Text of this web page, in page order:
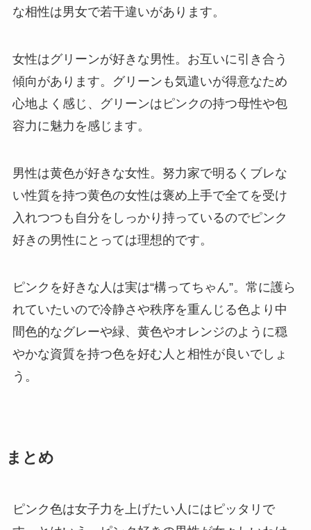
な相性は男女で若干違いがあります。
女性はグリーンが好きな男性。お互いに引き合う
傾向があります。グリーンも気遣いが得意なため
心地よく感じ、グリーンはピンクの持つ母性や包
容力に魅力を感じます。
男性は黄色が好きな女性。努力家で明るくブレな
い性質を持つ黄色の女性は褒め上手で全てを受け
入れつつも自分をしっかり持っているのでピンク
好きの男性にとっては理想的です。
ピンクを好きな人は実は“構ってちゃん”。常に護ら
れていたいので冷静さや秩序を重んじる色より中
間色的なグレーや緑、黄色やオレンジのように穏
やかな資質を持つ色を好む人と相性が良いでしょ
う。
まとめ
ピンク色は女子力を上げたい人にはピッタリで